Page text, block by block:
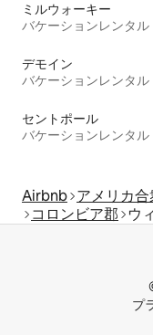
ミルウォーキー
バケーションレンタル
デモイン
バケーションレンタル
セントポール
バケーションレンタル
Airbnb アメリカ合
コロンビア郡
ウ
プ